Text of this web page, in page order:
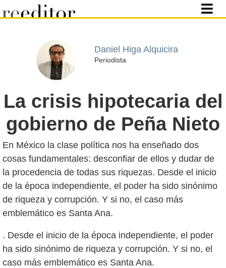
Daniel Higa Alquicira
Periodista
La crisis hipotecaria del
gobierno de Peña Nieto
En México la clase política nos ha enseñado dos
cosas fundamentales: desconfiar de ellos y dudar de
la procedencia de todas sus riquezas. Desde el inicio
de la época independiente, el poder ha sido sinónimo
de riqueza y corrupción. Y si no, el caso más
. Desde el inicio de la época independiente, el poder
ha sido sinónimo de riqueza y corrupción. Y si no, el
caso más emblemático es Santa Ana.